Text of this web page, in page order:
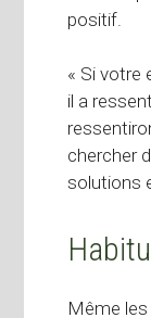
positif.
« Si votre
il a
chercher
solutions
Même les